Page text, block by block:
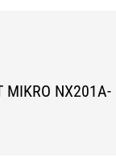
MIKRO NX201A-